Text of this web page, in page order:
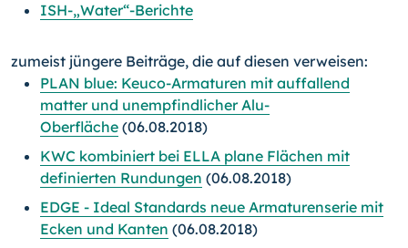
ISH-„Water“-Berichte
zumeist jüngere Beiträge, die auf diesen verweisen:
PLAN blue: Keuco-Armaturen mit auffallend
matter und unempfindlicher Alu-
Oberfläche (06.08.2018)
KWC kombiniert bei ELLA plane Flächen mit
definierten Rundungen (06.08.2018)
EDGE - Ideal Standards neue Armaturenserie mit
Ecken und Kanten (06.08.2018)